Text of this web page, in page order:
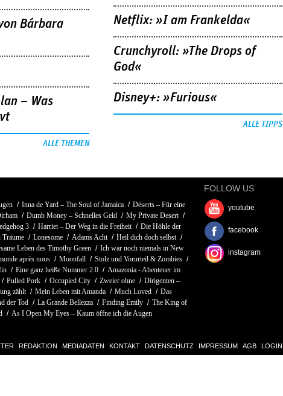
Bárbara
– Was
ALLE THEMEN
Netflix: »I am Frankelda«
Crunchyroll: »The Drops of
God«
Disney+: »Furious«
ALLE TIPPS
Inna de Yard – The Soul of Jamaica
Déserts – Für eine
Dumb Money – Schnelles Geld
My Private Desert
3
Harriet – Der Weg in die Freiheit
Die Höhle der
Träume
Lonesome Adams Acht
Heil dich doch selbst
Leben des Timothy Green
Ich war noch niemals in New
après nous Moonfall
Stolz und Vorurteil & Zombies
Eine ganz heiße Nummer 2.0
Amazonia - Abenteuer im
Pulled Pork Occupied City Zweier ohne
Dirigenten –
zählt
Mein Leben mit Amanda Much Loved
Das
der Tod
La Grande Bellezza Finding Emily
The King of
As I Open My Eyes – Kaum öffne ich die Augen
FOLLOW US
youtube
facebook
instagram
REDAKTION MEDIADATEN KONTAKT DATENSCHUTZ IMPRESSUM AGB LOGIN